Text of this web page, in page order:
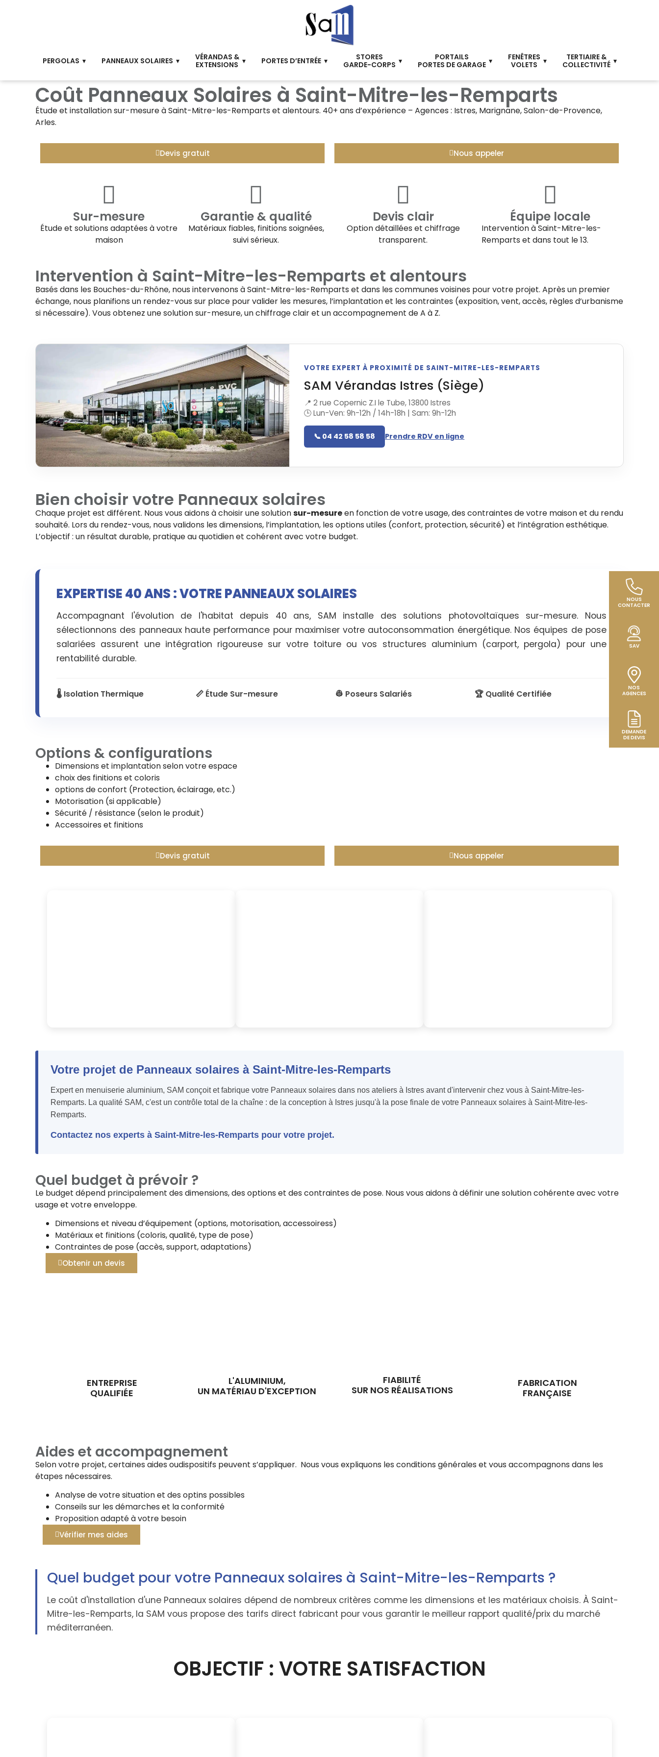
PERGOLAS PANNEAUX SOLAIRES
VÉRANDAS &
EXTENSIONS
PORTES D’ENTRÉE
STORES
GARDE-CORPS
PORTAILS
PORTES DE GARAGE
FENÊTRES
VOLETS
TERTIAIRE &
COLLECTIVITÉ
NOUS
CONTACTER
SAV
NOS
AGENCES
DEMANDE
DE DEVIS
Coût Panneaux Solaires à Saint-Mitre-les-Remparts
Étude et installation sur-mesure àSaint-Mitre-les-Remparts et alentours. 40+ ans d’expérience – Agences : Istres, Marignane, Salon-de-Provence,
Arles.
Devis gratuit Nous appeler
Sur-mesure
Étude et solutions adaptées à votre
maison
Garantie & qualité
Matériaux fiables, finitions soignées,
suivi sérieux.
Devis clair
Option détaillées et chiffrage
transparent.
Équipe locale
Intervention àSaint-Mitre-les-
Remparts et dans tout le 13.
Intervention à Saint-Mitre-les-Remparts et alentours
Basés dans les Bouches-du-Rhône, nous intervenons àSaint-Mitre-les-Remparts et dans les communes voisines pour votre projet. Après un premier
échange, nous planifions un rendez-vous sur place pour valider les mesures, l’implantation et les contraintes (exposition, vent, accès, règles d’urbanisme
si nécessaire). Vous obtenez une solution sur-mesure, un chiffrage clair et un accompagnement de A à Z.
VOTRE EXPERT À PROXIMITÉ DE SAINT-MITRE-LES-REMPARTS
SAM Vérandas Istres (Siège)
📍 2 rue Copernic Z.I le Tube, 13800 Istres
🕒 Lun-Ven: 9h-12h / 14h-18h | Sam: 9h-12h
📞 04 42 58 58 58 Prendre RDV en ligne
Bien choisir votre Panneaux solaires
Chaque projet est différent. Nous vous aidons à choisir une solutionsur-mesureen fonction de votre usage, des contraintes de votre maison et du rendu
souhaité. Lors du rendez-vous, nous validons les dimensions, l’implantation, les options utiles (confort, protection, sécurité) et l’intégration esthétique.
L’objectif : un résultat durable, pratique au quotidien et cohérent avec votre budget.
EXPERTISE 40 ANS : VOTRE PANNEAUX SOLAIRES
Accompagnant l'évolution de l'habitat depuis 40 ans, SAM installe des solutions photovoltaïques sur-mesure. Nous
sélectionnons des panneaux haute performance pour maximiser votre autoconsommation énergétique. Nos équipes de pose
salariées assurent une intégration rigoureuse sur votre toiture ou vos structures aluminium (carport, pergola) pour une
rentabilité durable.
🌡️ Isolation Thermique 📏 Étude Sur-mesure 👷 Poseurs Salariés 🏆 Qualité Certifiée
Options & configurations
Dimensions et implantation selon votre espace
choix des finitions et coloris
options de confort (Protection, éclairage, etc.)
Motorisation (si applicable)
Sécurité / résistance (selon le produit)
Accessoires et finitions
Devis gratuit Nous appeler
Votre projet de Panneaux solaires à Saint-Mitre-les-Remparts
Expert en menuiserie aluminium, SAM conçoit et fabrique votre Panneaux solaires dans nos ateliers à Istres avant d'intervenir chez vous à Saint-Mitre-les-
Remparts. La qualité SAM, c'est un contrôle total de la chaîne : de la conception à Istres jusqu'à la pose finale de votre Panneaux solaires à Saint-Mitre-les-
Remparts.
Contactez nos experts à Saint-Mitre-les-Remparts pour votre projet.
Quel budget à prévoir ?
Le budget dépend principalement des dimensions, des options et des contraintes de pose. Nous vous aidons à définir une solution cohérente avec votre
usage et votre enveloppe.
Dimensions et niveau d’équipement (options, motorisation, accessoiress)
Matériaux et finitions (coloris, qualité, type de pose)
Contraintes de pose (accès, support, adaptations)
Obtenir un devis
ENTREPRISE
QUALIFIÉE
L'ALUMINIUM,
UN MATÉRIAU D'EXCEPTION
FIABILITÉ
SUR NOS RÉALISATIONS
FABRICATION
FRANÇAISE
Aides et accompagnement
Selon votre projet, certaines aides oudispositifs peuvent s’appliquer. Nous vous expliquons les conditions générales et vous accompagnons dans les
étapes nécessaires.
Analyse de votre situation et des optins possibles
Conseils sur les démarches et la conformité
Proposition adapté à votre besoin
Vérifier mes aides
Quel budget pour votre Panneaux solaires à Saint-Mitre-les-Remparts ?
Le coût d'installation d'une Panneaux solaires dépend de nombreux critères comme les dimensions et les matériaux choisis. À Saint-
Mitre-les-Remparts, la SAM vous propose des tarifs direct fabricant pour vous garantir le meilleur rapport qualité/prix du marché
méditerranéen.
OBJECTIF : VOTRE SATISFACTION